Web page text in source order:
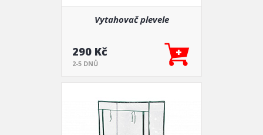
Vytahovač plevele
290 Kč
2-5 DNŮ